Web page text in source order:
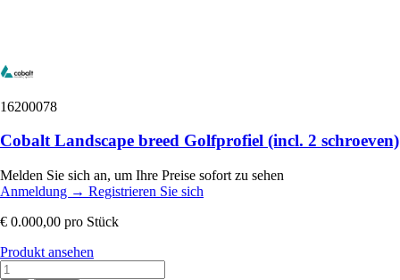
16200078
Cobalt Landscape breed Golfprofiel (incl. 2 schroeven)
Melden Sie sich an, um Ihre Preise sofort zu sehen
Anmeldung → Registrieren Sie sich
€ 0.000,00 pro Stück
Produkt ansehen